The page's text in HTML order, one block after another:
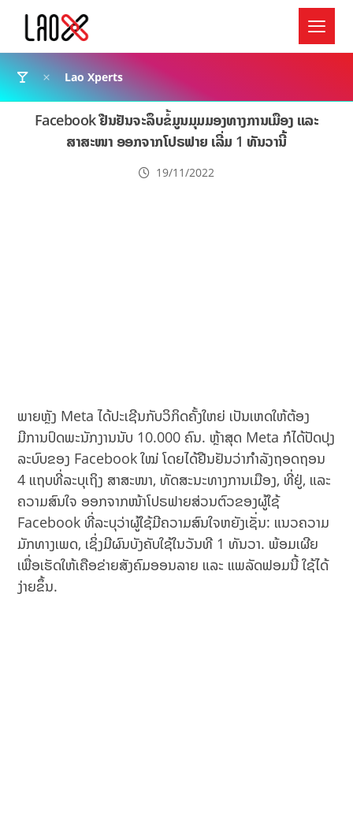
Lao Xperts
Facebook ຢືນຢັນຈະລຶບຂໍ້ມູນມຸມມອງທາງການເມືອງ ແລະ
ສາສະໜາ ອອກຈາກໂປຣຟາຍ ເລີ່ມ 1 ທັນວານີ້
19/11/2022
ພາຍຫຼັງ Meta ໄດ້ປະເຊີນກັບວິກິດຄັ້ງໃຫຍ່ ເປັນເຫດໃຫ້ຕ້ອງ
ມີການປົດພະນັກງານນັບ 10.000 ຄົນ. ຫຼ້າສຸດ Meta ກໍໄດ້ປັດປຸງ
ລະບົບຂອງ Facebook ໃໝ່ ໂດຍໄດ້ຢືນຢັນວ່າກໍາລັງຖອດຖອນ
4 ແຖບທີ່ລະບຸເຖິງ ສາສະໜາ, ທັດສະນະທາງການເມືອງ, ທີ່ຢູ່, ແລະ
ຄວາມສົນໃຈ ອອກຈາກໜ້າໂປຣຟາຍສ່ວນຕົວຂອງຜູ້ໃຊ້
Facebook ທີ່ລະບຸວ່າຜູ້ໃຊ້ມີຄວາມສົນໃຈຫຍັງເຊັ່ນ: ແນວຄວາມ
ມັກທາງເພດ, ເຊິ່ງມີຜົນບັງຄັບໃຊ້ໃນວັນທີ 1 ທັນວາ. ພ້ອມເຜີຍ
ເພື່ອເຮັດໃຫ້ເຄືອຂ່າຍສັງຄົມອອນລາຍ ແລະ ແພລັດຟອມນີ້ ໃຊ້ໄດ້
ງ່າຍຂຶ້ນ.